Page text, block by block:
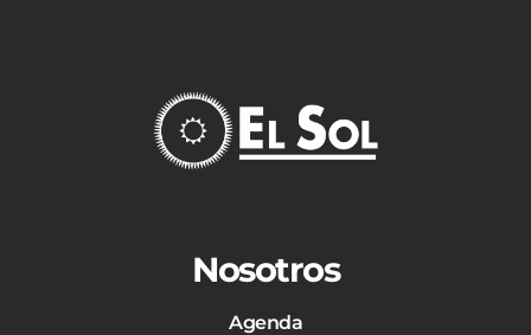
Nosotros
Agenda